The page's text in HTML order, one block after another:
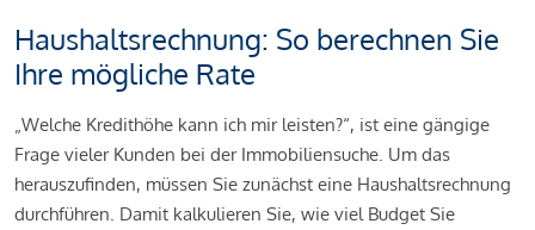
Haushaltsrechnung: So berechnen Sie
Ihre mögliche Rate
„Welche Kredithöhe kann ich mir leisten?“, ist eine gängige
Frage vieler Kunden bei der Immobiliensuche. Um das
herauszufinden, müssen Sie zunächst eine Haushaltsrechnung
durchführen. Damit kalkulieren Sie, wie viel Budget Sie